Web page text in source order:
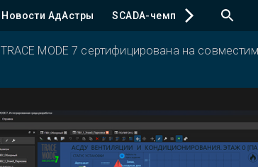
Новости АдАстры SCADA-чемпионат
TRACE MODE 7 сертифицирована на